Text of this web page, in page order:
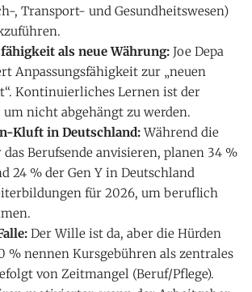
, Transport- und Gesundheitswesen)
als neue Währung: Joe Depa
Anpassungsfähigkeit zur „neuen
Kontinuierliches Lernen ist der
um nicht abgehängt zu werden.
Kluft in Deutschland:Während die
Berufsende anvisieren, planen 34 %
24 % der Gen Y in Deutschland
für 2026, um beruflich
Der Wille ist da, aber die Hürden
% nennen Kursgebühren als zentrales
von Zeitmangel (Beruf/Pflege).